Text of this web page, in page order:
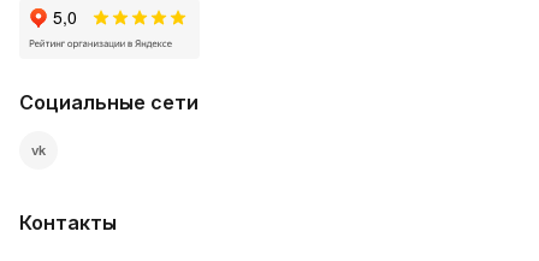
Социальные сети
vk
Контакты